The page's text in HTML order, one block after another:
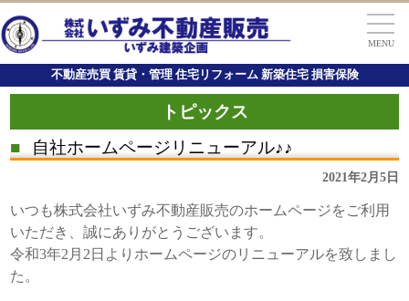
MENU
不動産売買 賃貸・管理 住宅リフォーム 新築住宅 損害保険
トピックス
■
自社ホームページリニューアル♪♪
2021年2月5日
いつも株式会社いずみ不動産販売のホームページをご利用
いただき、誠にありがとうございます。
令和3年2月2日よりホームページのリニューアルを致しまし
た。